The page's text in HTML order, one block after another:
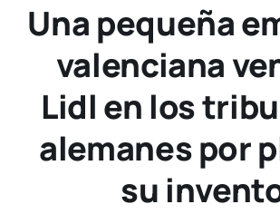
Una pequeña
valenciana
Lidl en los
alemanes por
su